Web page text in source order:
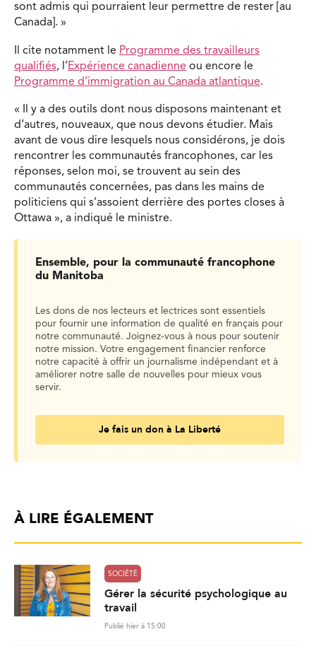
sont admis qui pourraient leur permettre de rester [au
Canada]. »
Il cite notamment le Programme des travailleurs
qualifiés, l’Expérience canadienne ou encore le
Programme d’immigration au Canada atlantique.
« Il y a des outils dont nous disposons maintenant et
d’autres, nouveaux, que nous devons étudier. Mais
avant de vous dire lesquels nous considérons, je dois
rencontrer les communautés francophones, car les
réponses, selon moi, se trouvent au sein des
communautés concernées, pas dans les mains de
politiciens qui s’assoient derrière des portes closes à
Ottawa », a indiqué le ministre.
Ensemble, pour la communauté francophone
du Manitoba
Les dons de nos lecteurs et lectrices sont essentiels
pour fournir une information de qualité en français pour
notre communauté. Joignez-vous à nous pour soutenir
notre mission. Votre engagement financier renforce
notre capacité à offrir un journalisme indépendant et à
améliorer notre salle de nouvelles pour mieux vous
servir.
Je fais un don à La Liberté
À LIRE ÉGALEMENT
SOCIÉTÉ
Gérer la sécurité psychologique au
travail
Publié hier à 15:00